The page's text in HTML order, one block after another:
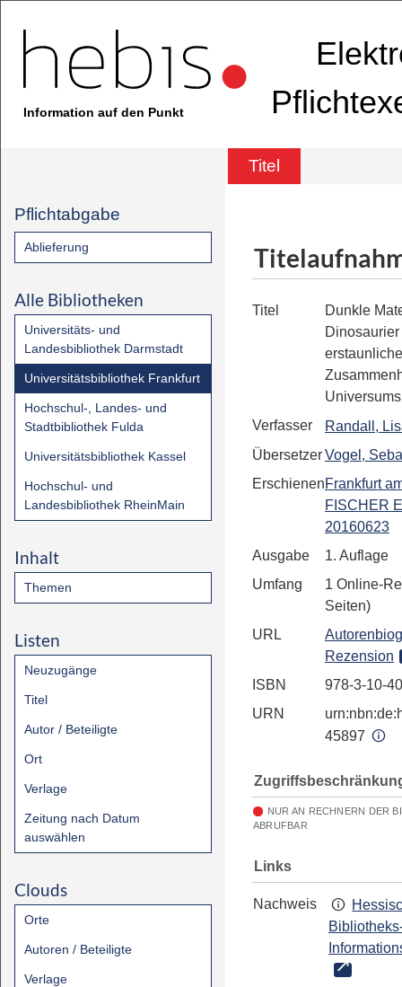
Information auf den Punkt
Titel
Pflichtabgabe
Ablieferung
Alle Bibliotheken
Universitäts- und
Landesbibliothek Darmstadt
Universitätsbibliothek Frankfurt
Hochschul-, Landes- und
Stadtbibliothek Fulda
Universitätsbibliothek Kassel
Hochschul- und
Landesbibliothek RheinMain
Inhalt
Themen
Listen
Neuzugänge
Titel
Autor / Beteiligte
Ort
Verlage
Zeitung nach Datum
auswählen
Clouds
Orte
Autoren / Beteiligte
Verlage
Titel
Dunkle
Dinosaurier
Universums
Verfasser
Randall,
ÜbersetzerVogel,
ErschienenFrankfurt
FISCHER
20160623
Ausgabe
1. Auflage
Umfang
1 Online-
Seiten)
URL
Rezension
ISBN
978-3-10-
URN
45897
NUR AN RECHNERN DER
ABRUFBAR
Links
Nachweis